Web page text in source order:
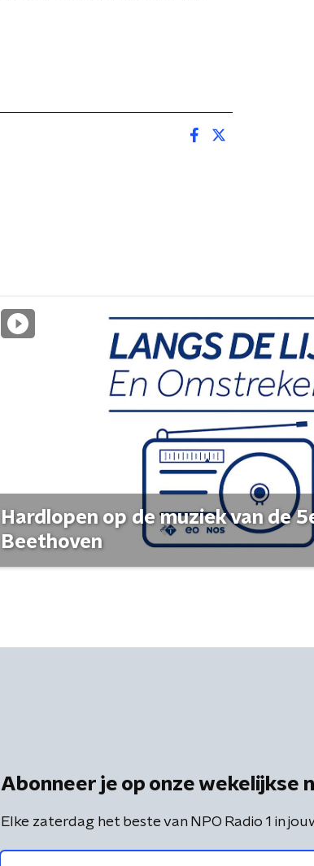
Hardlopen op de muziek van de
Beethoven
Abonneer je op onze wekelijkse
Elke zaterdag het beste van NPO Radio 1 in